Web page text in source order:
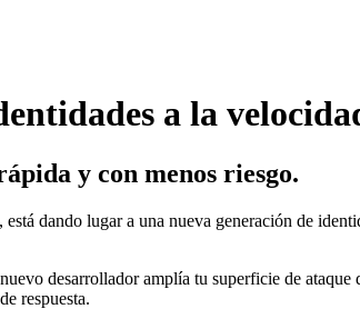
a la
y con menos riesgo.
dando lugar a una nueva generación de
desarrollador amplía tu superficie de
respuesta.